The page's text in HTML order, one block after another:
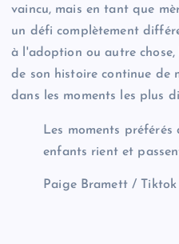
vaincu, mais en tant que
un défi complètement
à l'adoption ou autre
de son histoire continue de
dans les moments les plus
Les moments préférés
enfants rient et
Paige Bramett / Tiktok